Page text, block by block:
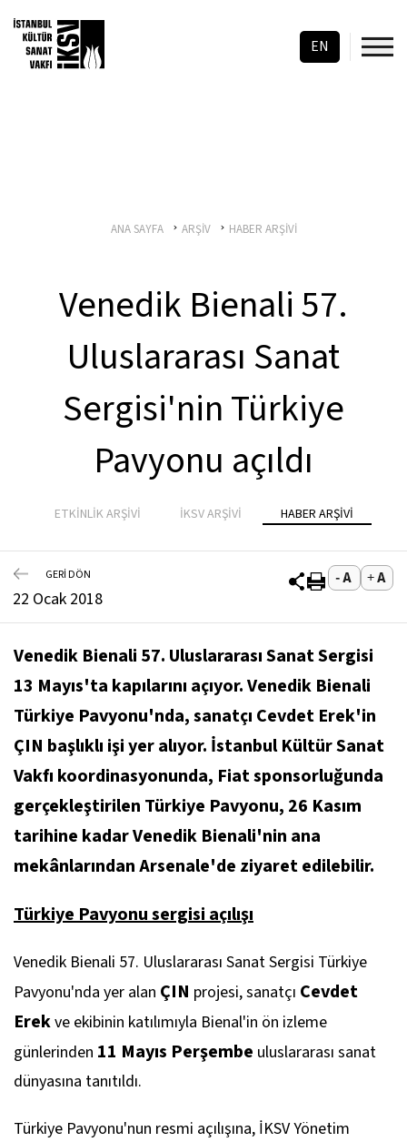
EN
ANA SAYFA ARŞİV HABER ARŞİVİ
Venedik Bienali 57.
Uluslararası Sanat
Sergisi'nin Türkiye
Pavyonu açıldı
ETKİNLİK ARŞİVİ İKSV ARŞİVİ HABER ARŞİVİ
GERİ DÖN
22 Ocak 2018
Venedik Bienali 57. Uluslararası Sanat Sergisi
13 Mayıs'ta kapılarını açıyor. Venedik Bienali
Türkiye Pavyonu'nda, sanatçı Cevdet Erek'in
ÇIN başlıklı işi yer alıyor. İstanbul Kültür Sanat
Vakfı koordinasyonunda, Fiat sponsorluğunda
gerçekleştirilen Türkiye Pavyonu, 26 Kasım
tarihine kadar Venedik Bienali'nin ana
mekânlarından Arsenale'de ziyaret edilebilir.
Türkiye Pavyonu sergisi açılışı
Venedik Bienali 57. Uluslararası Sanat Sergisi Türkiye
Pavyonu'nda yer alan ÇIN projesi, sanatçı Cevdet
Erekve ekibinin katılımıyla Bienal'in ön izleme
günlerinden 11 Mayıs Perşembe uluslararası sanat
dünyasına tanıtıldı.
Türkiye Pavyonu'nun resmi açılışına, İKSV Yönetim